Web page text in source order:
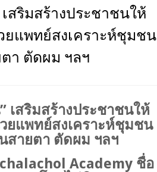
สริมสร้างประชาชนให้
แพทย์สงเคราะห์ชุมชน
า ตัดผม ฯลฯ
เสริมสร้างประชาชนให้
แพทย์สงเคราะห์ชุมชน
สายตา ตัดผม ฯลฯ
Academy ชื่อ